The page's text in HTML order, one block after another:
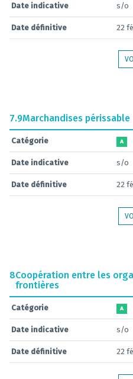
Date indicative s/o
Date définitive 22
7.9Marchandises périssable
Catégorie A
Date indicative s/o
Date définitive 22
8Coopération entre les
frontières
Catégorie A
Date indicative s/o
Date définitive 22